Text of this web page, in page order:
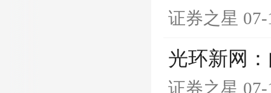
证券之星
光环新网
证券之星